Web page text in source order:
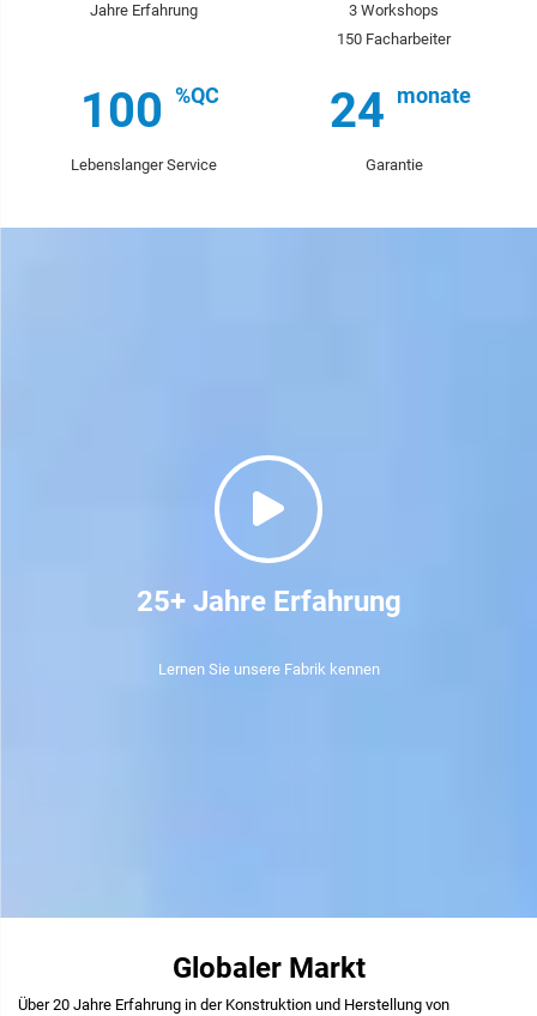
Jahre Erfahrung
3 Workshops
150 Facharbeiter
100
Lebenslanger Service
24
Garantie
25+ Jahre Erfahrung
Lernen Sie unsere Fabrik kennen
Globaler Markt
Über 20 Jahre Erfahrung in der Konstruktion und Herstellung von